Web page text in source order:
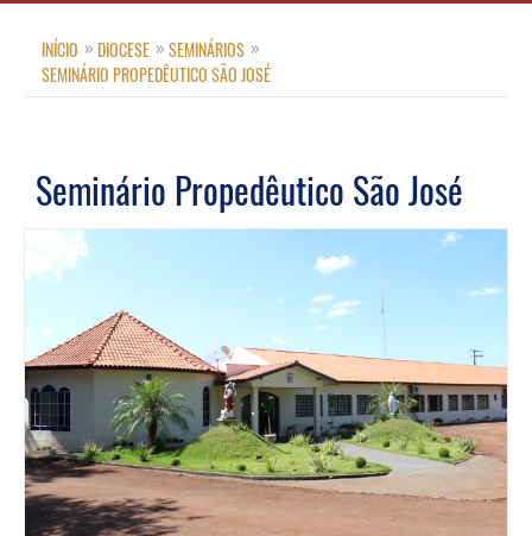
INÍCIO DIOCESE
SEMINÁRIOS
SEMINÁRIO PROPEDÊUTICO SÃO JOSÉ
Seminário Propedêutico São José